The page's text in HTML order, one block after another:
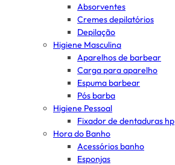
Absorventes
Cremes depilatórios
Depilação
Higiene Masculina
Aparelhos de barbear
Carga para aparelho
Espuma barbear
Pós barba
Higiene Pessoal
Fixador de dentaduras hp
Hora do Banho
Acessórios banho
Esponjas